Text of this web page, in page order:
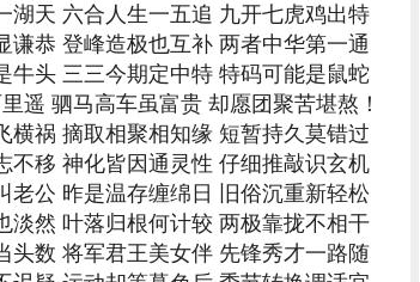
湖天 六合人生一五追 九开七虎鸡出特
恭 登峰造极也互补 两者中华第一通
牛头 三三今期定中特 特码可能是鼠蛇
遥 驷马高车虽富贵 却愿团聚苦堪熬！
横祸 摘取相聚相知缘 短暂持久莫错过
不移 神化皆因通灵性 仔细推敲识玄机
老公 昨是温存缠绵日 旧俗沉重新轻松
淡然 叶落归根何计较 两极靠拢不相干
头数 将军君王美女伴 先锋秀才一路随